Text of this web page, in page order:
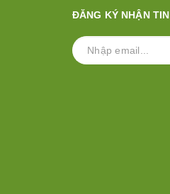
ĐĂNG KÝ NHẬN TIN